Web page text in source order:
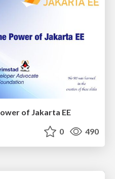
of Jakarta EE
0 490